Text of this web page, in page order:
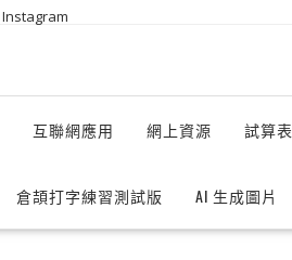
Instagram
互聯網應用 網上資源 試算表
倉頡打字練習測試版 AI 生成圖片